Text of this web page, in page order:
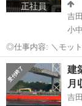
正社員
吉
小
◎仕事内容: ＼モット
『吉田建設株式会社
大工を募集させて
いただきます。 ...
青森 八戸市
建
月
吉